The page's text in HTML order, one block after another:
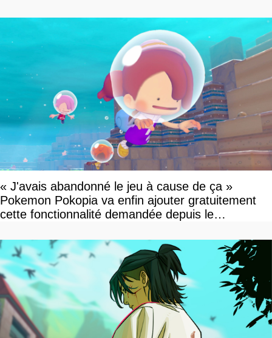
« J'avais abandonné le jeu à cause de ça »
Pokemon Pokopia va enfin ajouter gratuitement
cette fonctionnalité demandée depuis le